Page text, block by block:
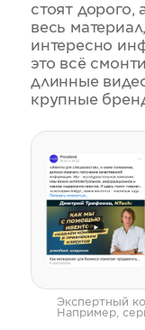
стоят
весь
интересно
это всё
длинные
крупные
Экспертный
Например,